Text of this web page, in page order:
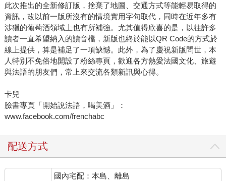
此次推出的全新修訂版，捨棄了地圖、交通方式等能輕易取得的
資訊，改以前一版所沒有的情境實用字句取代，同時在近年多有
涉獵的葡萄酒領域上也有所補強。尤其值得欣喜的是，以往許多
讀者一直希望納入的讀音檔，新版也終於能以QR Code的方式於
線上提供，算是補足了一項缺憾。此外，為了慶祝新版問世，本
人特別不免俗地開設了粉絲專頁，歡迎各方熱愛法國文化、旅遊
與法語的朋友們，常上來交流各類新訊與心得。
卡兒
臉書專頁「開始說法語，喝美酒」：
www.facebook.com/frenchabc
配送方式
國內宅配：本島、離島